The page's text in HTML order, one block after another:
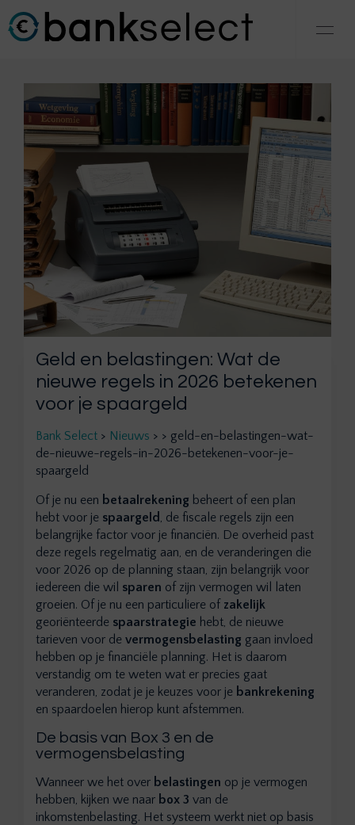
Geld en belastingen: Wat de
nieuwe regels in 2026 betekenen
voor je spaargeld
Bank Select > Nieuws > > geld-en-belastingen-wat-
de-nieuwe-regels-in-2026-betekenen-voor-je-
spaargeld
Of je nu een betaalrekening beheert of een plan
hebt voor je spaargeld , de fiscale regels zijn een
belangrijke factor voor je financiën. De overheid past
deze regels regelmatig aan, en de veranderingen die
voor 2026 op de planning staan, zijn belangrijk voor
iedereen die wil sparen of zijn vermogen wil laten
groeien. Of je nu een particuliere of zakelijk
georiënteerde spaarstrategie hebt, de nieuwe
tarieven voor de vermogensbelasting gaan invloed
hebben op je financiële planning. Het is daarom
verstandig om te weten wat er precies gaat
veranderen, zodat je je keuzes voor je bankrekening
en spaardoelen hierop kunt afstemmen.
De basis van Box 3 en de
vermogensbelasting
Wanneer we het over belastingen op je vermogen
hebben, kijken we naar box 3 van de
inkomstenbelasting. Het systeem werkt niet op basis